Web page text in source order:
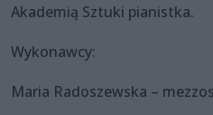
Akademią Sztuki pianistka.
Wykonawcy:
Maria Radoszewska –